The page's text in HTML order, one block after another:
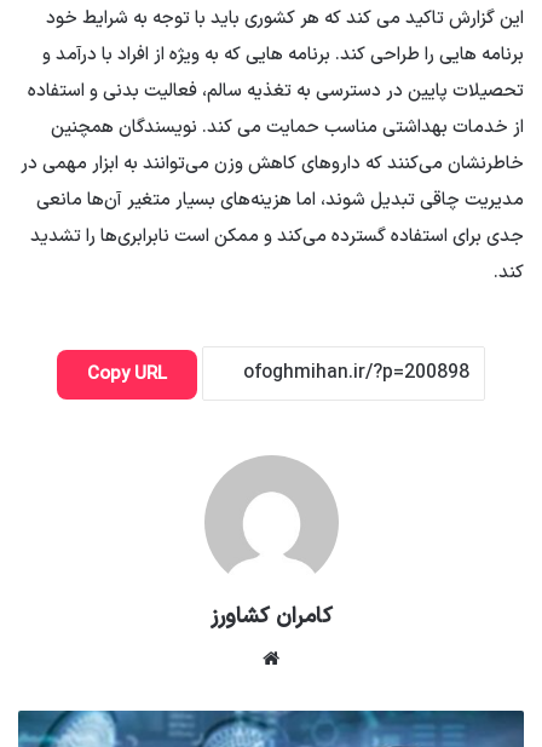
این گزارش تاکید می کند که هر کشوری باید با توجه به شرایط خود
برنامه هایی را طراحی کند. برنامه هایی که به ویژه از افراد با درآمد و
تحصیلات پایین در دسترسی به تغذیه سالم، فعالیت بدنی و استفاده
از خدمات بهداشتی مناسب حمایت می کند. نویسندگان همچنین
خاطرنشان می‌کنند که داروهای کاهش وزن می‌توانند به ابزار مهمی در
مدیریت چاقی تبدیل شوند، اما هزینه‌های بسیار متغیر آن‌ها مانعی
جدی برای استفاده گسترده می‌کند و ممکن است نابرابری‌ها را تشدید
کند.
Copy URL
کامران کشاورز